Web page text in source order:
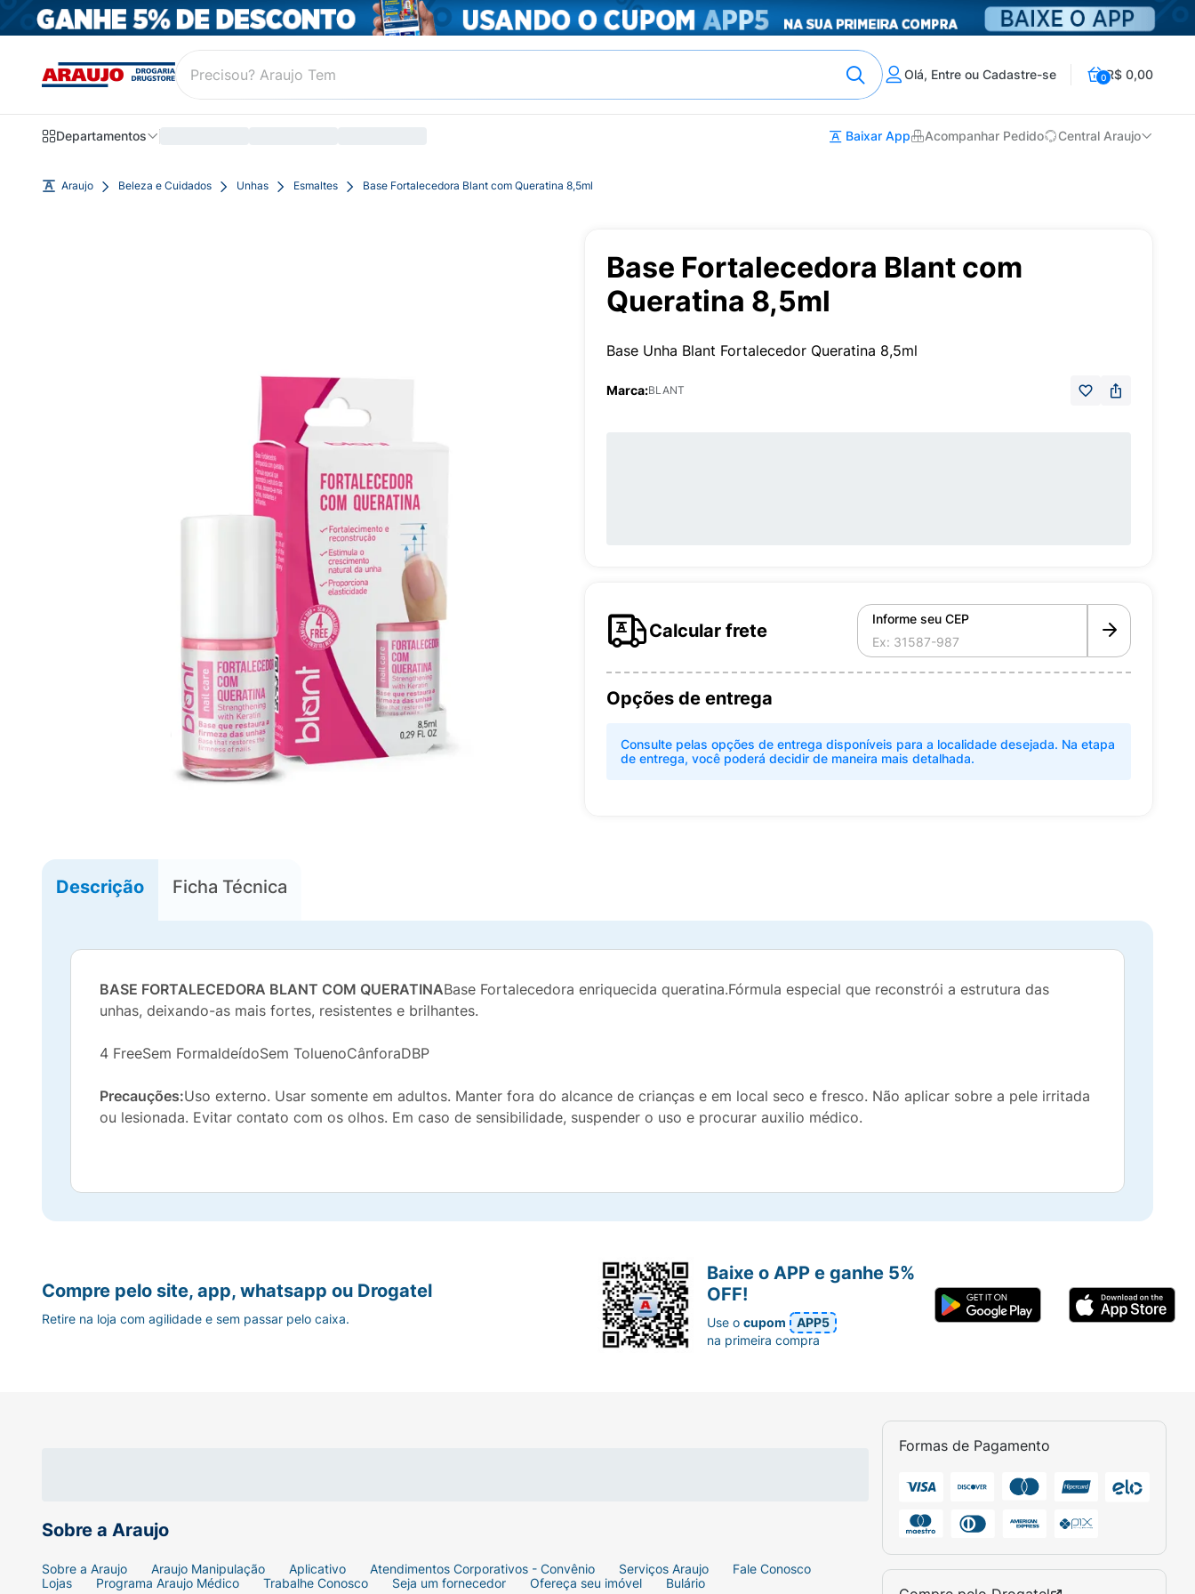
Olá, Entre ou Cadastre-se 0R$ 0,00
Departamentos Baixar App Acompanhar Pedido Central Araujo
Araujo Beleza e Cuidados Unhas Esmaltes Base Fortalecedora Blant com Queratina 8,5ml
Base Fortalecedora Blant com
Queratina 8,5ml
Base Unha Blant Fortalecedor Queratina 8,5ml
Marca:BLANT
Calcular frete
Informe seu CEP
Opções de entrega
Consulte pelas opções de entrega disponíveis para a localidade desejada. Na etapa
de entrega, você poderá decidir de maneira mais detalhada.
Descrição Ficha Técnica
BASE FORTALECEDORA BLANT COM QUERATINABase Fortalecedora enriquecida queratina.Fórmula especial que reconstrói a estrutura das
unhas, deixando-as mais fortes, resistentes e brilhantes.
4 FreeSem FormaldeídoSem ToluenoCânforaDBP
Precauções:Uso externo. Usar somente em adultos. Manter fora do alcance de crianças e em local seco e fresco. Não aplicar sobre a pele irritada
ou lesionada. Evitar contato com os olhos. Em caso de sensibilidade, suspender o uso e procurar auxilio médico.
Sobre a Araujo
Sobre a Araujo Araujo Manipulação Aplicativo Atendimentos Corporativos - Convênio Serviços Araujo
Fale Conosco
Lojas
Programa Araujo Médico Trabalhe Conosco Seja um fornecedor Ofereça seu imóvel Bulário
Formas de Pagamento
Compre pelo site, app, whatsapp ou Drogatel
Retire na loja com agilidade e sem passar pelo caixa.
Baixe o APP e ganhe 5%
OFF!
Use ocupom
APP5
na primeira compra